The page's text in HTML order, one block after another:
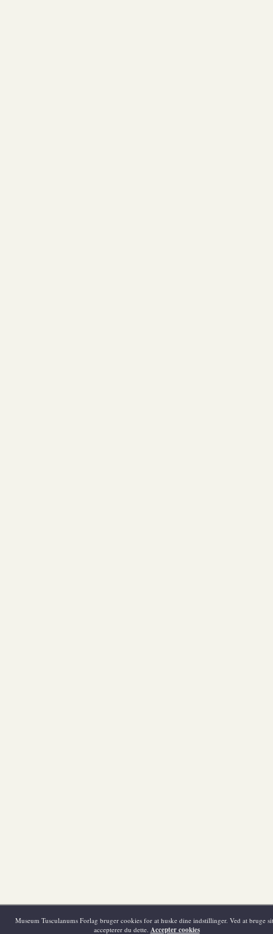
Museum Tusculanums Forlag bruger cookies for at huske dine indstillinger. Ved at bruge
accepterer du dette. Accepter cookies